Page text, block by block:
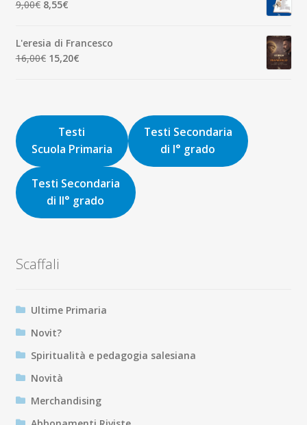
8,00€.7,60€.
9,00€ Il
era:
9,00€.
8,55€Il
è:
8,55€.
L'eresia di Francesco
16,00€ Il
16,00€.
15,20€Il
15,20€.
Testi
Scuola Primaria
Testi Secondaria
di I° grado
Testi Secondaria
di II° grado
Scaffali
Ultime Primaria
Novit?
Spiritualità e pedagogia salesiana
Novità
Merchandising